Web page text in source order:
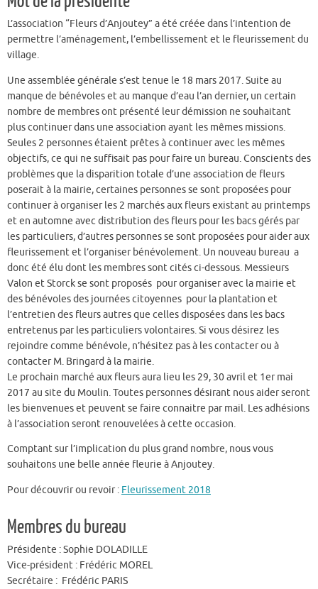
L’association “Fleurs d’Anjoutey” a été créée dans l’intention de
permettre l’aménagement, l’embellissement et le fleurissement du
village.
Une assemblée générale s’est tenue le 18 mars 2017. Suite au
manque de bénévoles et au manque d’eau l’an dernier, un certain
nombre de membres ont présenté leur démission ne souhaitant
plus continuer dans une association ayant les mêmes missions.
Seules 2 personnes étaient prêtes à continuer avec les mêmes
objectifs, ce qui ne suffisait pas pour faire un bureau. Conscients des
problèmes que la disparition totale d’une association de fleurs
poserait à la mairie, certaines personnes se sont proposées pour
continuer à organiser les 2 marchés aux fleurs existant au printemps
et en automne avec distribution des fleurs pour les bacs gérés par
les particuliers, d’autres personnes se sont proposées pour aider aux
fleurissement et l’organiser bénévolement. Un nouveau bureau a
donc été élu dont les membres sont cités ci-dessous. Messieurs
Valon et Storck se sont proposés pour organiser avec la mairie et
des bénévoles des journées citoyennes pour la plantation et
l’entretien des fleurs autres que celles disposées dans les bacs
entretenus par les particuliers volontaires. Si vous désirez les
rejoindre comme bénévole, n’hésitez pas à les contacter ou à
contacter M. Bringard à la mairie.
Le prochain marché aux fleurs aura lieu les 29, 30 avril et 1er mai
2017 au site du Moulin. Toutes personnes désirant nous aider seront
les bienvenues et peuvent se faire connaitre par mail. Les adhésions
à l’association seront renouvelées à cette occasion.
Comptant sur l’implication du plus grand nombre, nous vous
souhaitons une belle année fleurie à Anjoutey.
Pour découvrir ou revoir : Fleurissement 2018
Membres du bureau
Présidente : Sophie DOLADILLE
Vice-président : Frédéric MOREL
Secrétaire : Frédéric PARIS